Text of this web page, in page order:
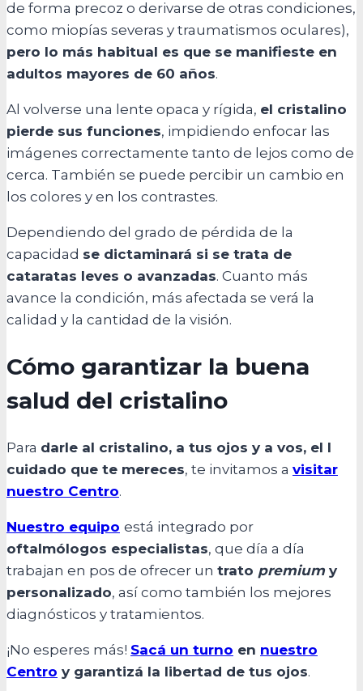
de forma precoz o derivarse de otras condiciones,
como miopías severas y traumatismos oculares),
pero lo más habitual es que se manifieste en
adultos mayores de 60 años.
Al volverse una lente opaca y rígida, el cristalino
pierde sus funciones, impidiendo enfocar las
imágenes correctamente tanto de lejos como de
cerca. También se puede percibir un cambio en
los colores y en los contrastes.
Dependiendo del grado de pérdida de la
capacidad se dictaminará si se trata de
cataratas leves o avanzadas. Cuanto más
avance la condición, más afectada se verá la
calidad y la cantidad de la visión.
Cómo garantizar la buena
salud del cristalino
Para darle al cristalino, a tus ojos y a vos, el l
cuidado que te mereces, te invitamos a visitar
nuestro Centro.
Nuestro equipo está integrado por
oftalmólogos especialistas, que día a día
trabajan en pos de ofrecer un trato premiumy
personalizado, así como también los mejores
diagnósticos y tratamientos.
¡No esperes más! Sacá un turno en nuestro
Centro y garantizá la libertad de tus ojos.